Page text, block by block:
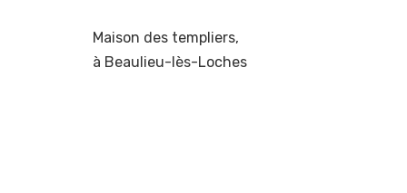
Maison des templiers,
à Beaulieu-lès-Loches